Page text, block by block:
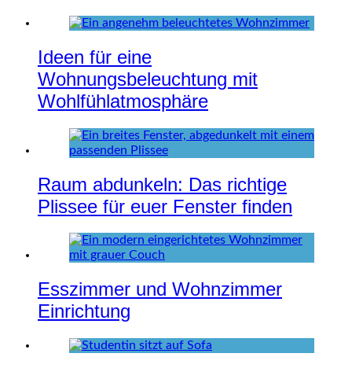
Ideen für eine
Wohnungsbeleuchtung mit
Wohlfühlatmosphäre
Raum abdunkeln: Das richtige
Plissee für euer Fenster finden
Esszimmer und Wohnzimmer
Einrichtung